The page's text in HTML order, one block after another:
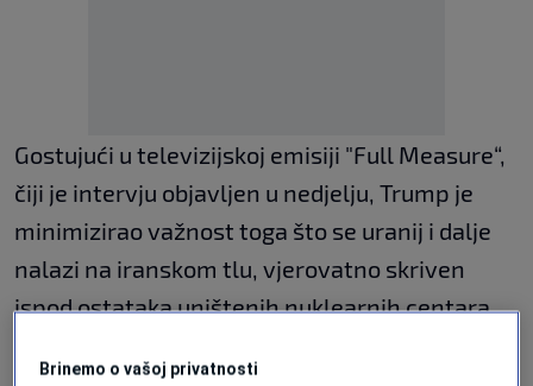
Gostujući u televizijskoj emisiji "Full Measure“,
čiji je intervju objavljen u nedjelju, Trump je
minimizirao važnost toga što se uranij i dalje
nalazi na iranskom tlu, vjerovatno skriven
ispod ostataka uništenih nuklearnih centara,
Brinemo o vašoj privatnosti